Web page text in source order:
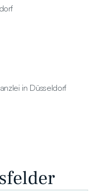
in Düsseldorf